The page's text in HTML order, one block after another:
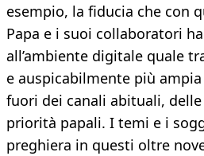
esempio, la fiducia che con
Papa e i suoi collaboratori
all’ambiente digitale quale
e auspicabilmente più
fuori dei canali abituali,
priorità papali. I temi e i
preghiera in questi oltre